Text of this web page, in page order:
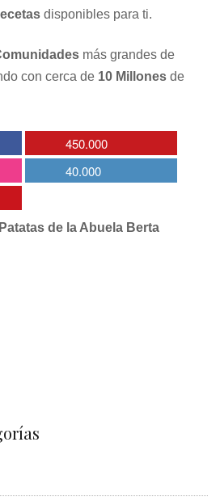
disponibles para ti.
más grandes de
con cerca de 10 Millones de
450.000
40.000
de la Abuela Berta